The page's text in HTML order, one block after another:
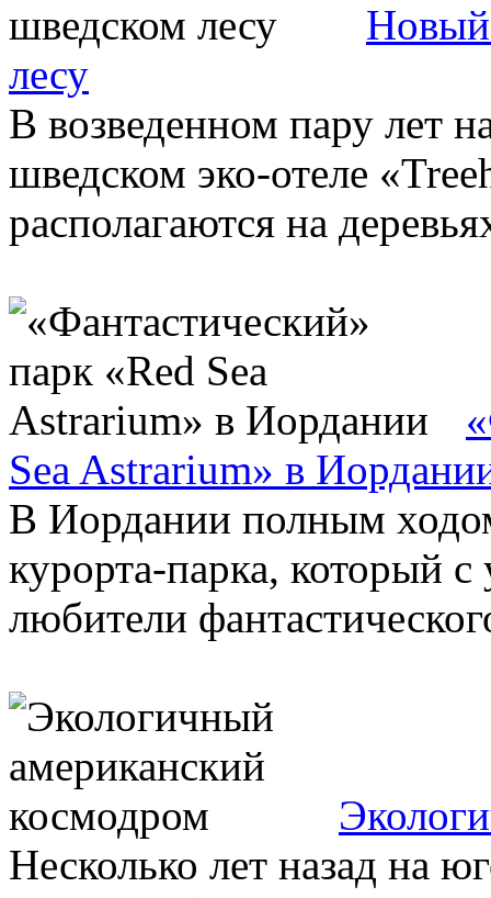
лесу
В возведенном пару лет
шведском эко-отеле
располагаются на
Sea Astrarium» в
В Иордании полным
курорта-парка, который с
любители
Несколько лет назад на